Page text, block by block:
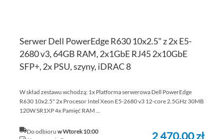
Serwer Dell PowerEdge R630 10x2.5" z 2x E5-
2680 v3, 64GB RAM, 2x1GbE RJ45 2x10GbE
SFP+, 2x PSU, szyny, iDRAC 8
W skład zestawu wchodzą: 1x Platforma serwerowa Dell PowerEdge
R630 10x2.5" 2x Procesor Intel Xeon E5-2680 v3 12-core 2.5GHz 30MB
120W SR1XP 4x Pamięć RAM ...
Do odbioruw Wtorek 10:00
2 470,00 zł